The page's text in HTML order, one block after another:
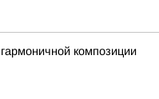
композиции